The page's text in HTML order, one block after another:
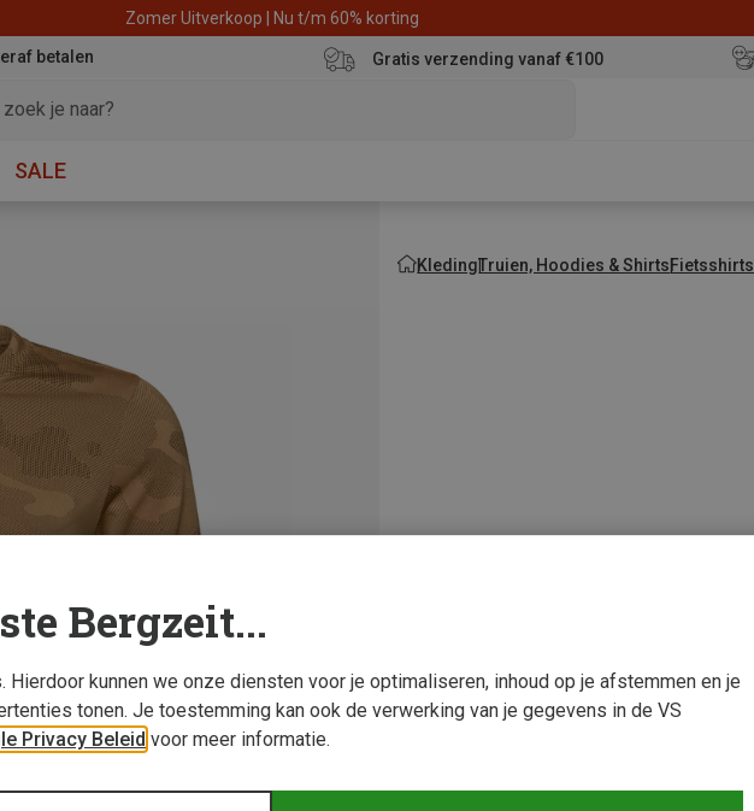
Zomer Uitverkoop | Nu t/m 60% korting
betalen Gratis verzending vanaf €100
SALE
KledingTruien, Hoodies & ShirtsFietsshirts
Bergzeit...
Hierdoor kunnen we onze diensten voor je optimaliseren, inhoud op je afstemmen en je
tonen. Je toestemming kan ook de verwerking van je gegevens in de VS
Privacy Beleid voor meer informatie.